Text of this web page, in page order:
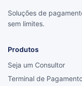
Soluções de
sem limites.
Produtos
Seja um Consultor
Terminal de